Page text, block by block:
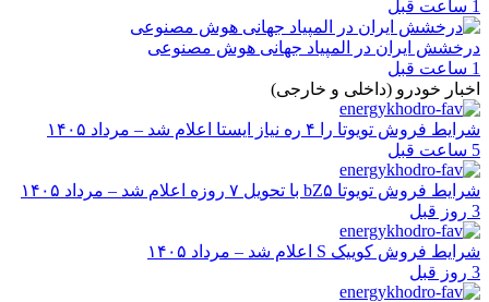
1 ساعت قبل
درخشش ایران در المپیاد جهانی هوش مصنوعی
1 ساعت قبل
اخبار خودرو (داخلی و خارجی)
شرایط فروش تویوتا را ۴ ره نیاز ایستا اعلام شد – مرداد ۱۴۰۵
5 ساعت قبل
شرایط فروش تویوتا bZ۵ با تحویل ۷ روزه اعلام شد – مرداد ۱۴۰۵
3 روز قبل
شرایط فروش کوییک S اعلام شد – مرداد ۱۴۰۵
3 روز قبل